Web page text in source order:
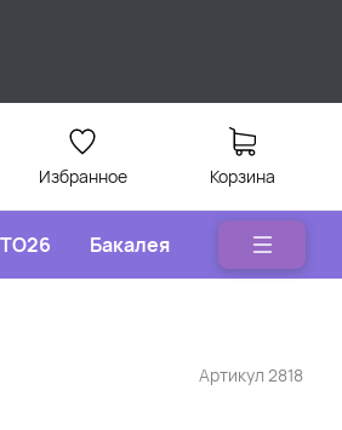
Избранное Корзина
Бакалея
Артикул 2818